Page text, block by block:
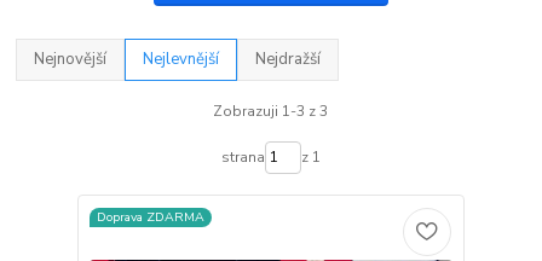
Nejnovější Nejlevnější Nejdražší
Zobrazuji 1-3 z 3
strana z 1
Doprava ZDARMA